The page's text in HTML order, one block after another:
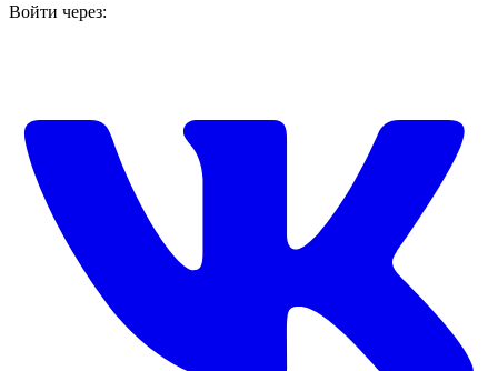
Войти через: